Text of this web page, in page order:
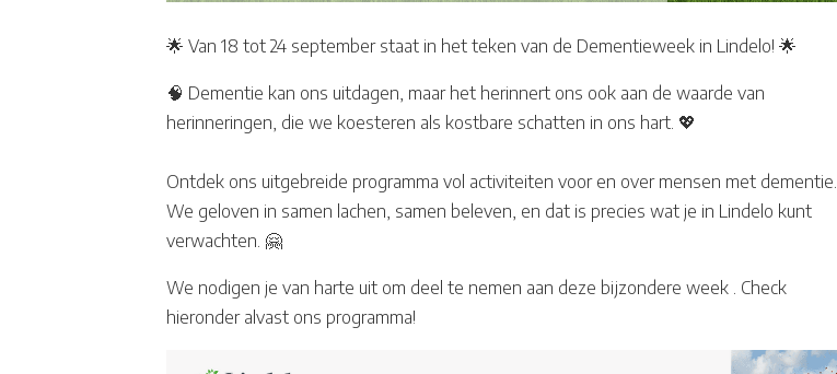
🌟 Van 18 tot 24 september staat in het teken van de Dementieweek in Lindelo! 🌟
🧠 Dementie kan ons uitdagen, maar het herinnert ons ook aan de waarde van
herinneringen, die we koesteren als kostbare schatten in ons hart. 💖
Ontdek ons uitgebreide programma vol activiteiten voor en over mensen met dementie.
We geloven in samen lachen, samen beleven, en dat is precies wat je in Lindelo kunt
verwachten. 🤗
We nodigen je van harte uit om deel te nemen aan deze bijzondere week . Check
hieronder alvast ons programma!